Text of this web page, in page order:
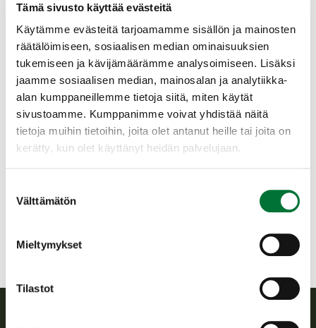
Tämä sivusto käyttää evästeitä
Käytämme evästeitä tarjoamamme sisällön ja mainosten
räätälöimiseen, sosiaalisen median ominaisuuksien
tukemiseen ja kävijämäärämme analysoimiseen. Lisäksi
jaamme sosiaalisen median, mainosalan ja analytiikka-
alan kumppaneillemme tietoja siitä, miten käytät
sivustoamme. Kumppanimme voivat yhdistää näitä
tietoja muihin tietoihin, joita olet antanut heille tai joita on
kerätty, kun olet käyttänyt heidän palvelujaan.
valinta
Välttämätön
Mieltymykset
Tilastot
(yksi koekerta käsittää neljä laukausta).
Todistus hyväksytystä kokeesta on voimassa
kolme vuotta suorituspäivästä lukien. Maksu
suoritetaan käteisellä tai omariistassa. Varaa
20 euron seteleitä mukaan maksua varten.
Käteismaksua suositellaan, koska
nettiyhteydessä saattaa olla ongelmia.
Multian riistanhoitoyhdistys
multia@rhy.riista.fi